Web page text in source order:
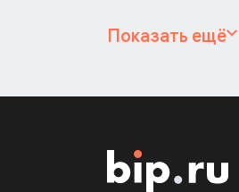
Показать ещё